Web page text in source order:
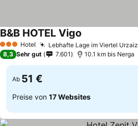
3 SterneHotel Lebhafte Lage im Viertel Urzaiz
B&B HOTEL Vigo
8,3 Sehr gut 7.601 10.1 km bis Nerga
Ab 51 €
Preise von 17 Websites